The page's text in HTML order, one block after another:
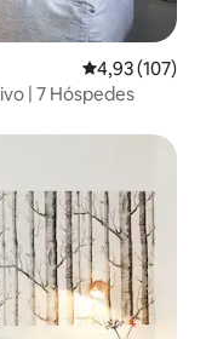
4,93 de uma
4,93 (107)
| 7 Hóspedes